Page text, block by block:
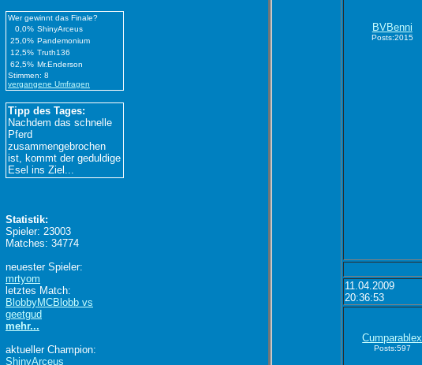
BVBenni
Posts:2015
11.04.2009
20:36:53
Cumparablex
Posts:597
Wer gewinnt das Finale?
0,0% ShinyArceus
25,0% Pandemonium
12,5% Truth136
62,5% Mr.Enderson
Stimmen: 8
vergangene Umfragen
Tipp des Tages:
Nachdem das schnelle
Pferd
zusammengebrochen
ist, kommt der geduldige
Esel ins Ziel...
Statistik:
Spieler: 23003
Matches: 34774
neuester Spieler:
mrtyom
letztes Match:
BlobbyMCBlobb vs
geetgud
mehr...
aktueller Champion:
ShinyArceus